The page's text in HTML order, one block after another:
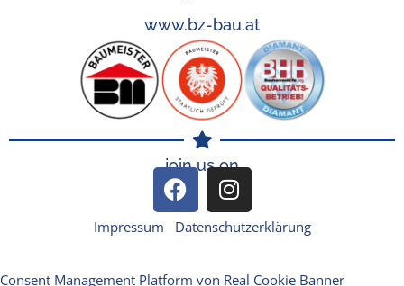
www.bz-bau.at
join us on
Impressum Datenschutzerklärung
Consent Management Platform von Real Cookie Banner